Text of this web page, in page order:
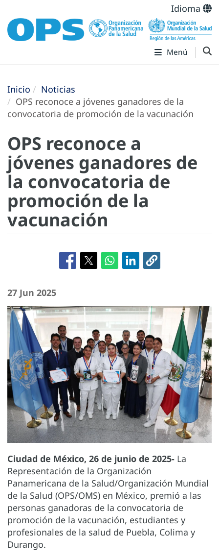
Idioma
Menú
Inicio
Noticias
OPS reconoce a jóvenes ganadores de la
convocatoria de promoción de la vacunación
OPS reconoce a
jóvenes ganadores de
la convocatoria de
promoción de la
vacunación
27 Jun 2025
Ciudad de México, 26 de junio de 2025- La
Representación de la Organización
Panamericana de la Salud/Organización Mundial
de la Salud (OPS/OMS) en México, premió a las
personas ganadoras de la convocatoria de
promoción de la vacunación, estudiantes y
profesionales de la salud de Puebla, Colima y
Durango.